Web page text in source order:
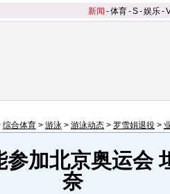
新闻 -体育-S-娱乐-
综合体育 > 游泳 > 游泳动态 > 罗雪娟退役 >
参加北京奥运会
奈